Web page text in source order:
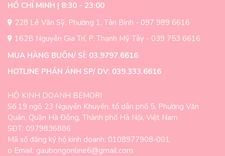
HỒ CHÍ MINH | 8:30 - 23:00
228 Lê Văn Sỹ, Phường 1, Tân Bình - 097 989 6616
162B Nguyễn Gia Trí, P. Thạnh Mỹ Tây - 039 753 6616
MUA HÀNG BUÔN/ SỈ: 03.9797.6616
HOTLINE PHẢN ÁNH SP/ DV: 039.333.6616
HỘ KINH DOANH BEMORI
Số 19 ngõ 23 Nguyễn Khuyến, tổ dân phố 5, Phường Văn
Quán, Quận Hà Đông, Thành phố Hà Nội, Việt Nam
SĐT: 0979836886
Mã số đăng ký hộ kinh doanh: 0108977908-001
o Email: gaubongonline6@gmail.com